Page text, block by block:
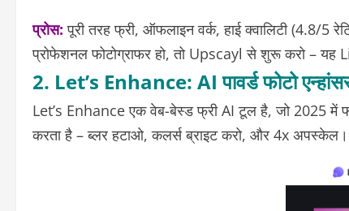
प्रोस: पूरी तरह फ्री, ऑफलाइन वर्क, हाई क्वालिटी (4.8/5
प्रोफेशनल फोटोग्राफर हो, तो Upscayl से शुरू करो – यह
2. Let’s Enhance: AI पावर्ड फोटो
Let’s Enhanceएक वेब-बेस्ड फ्री AI टूल है, जो 2025 में
करता है – ब्लर हटाओ, कलर्स ब्राइट करो, और 4x अपस्केल।